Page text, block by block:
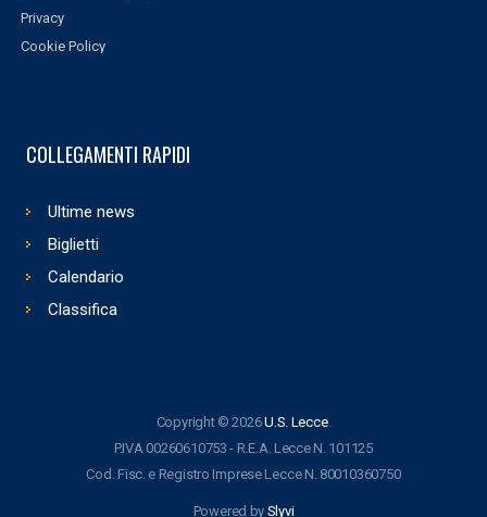
Privacy
Cookie Policy
COLLEGAMENTI RAPIDI
Ultime news
Biglietti
Calendario
Classifica
Copyright © 2026U.S. Lecce.
P.IVA 00260610753 - R.E.A. Lecce N. 101125
Cod. Fisc. e Registro Imprese Lecce N. 80010360750
Powered by Slyvi